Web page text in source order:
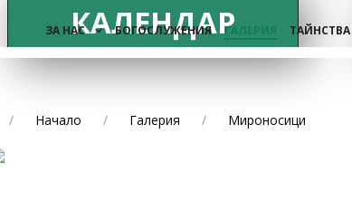
ЗА НАС БОГОСЛУЖЕНИЯ ГАЛЕРИЯ ТАЙНСТВА
КАЛЕНДАР
Начало Галерия Мироносици